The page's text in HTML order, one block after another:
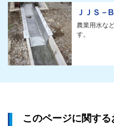
ＪＪＳ－B
農業用水な
す。
このページに関す